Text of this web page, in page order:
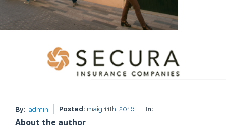
By: admin Posted: maig 11th, 2016 In:
About the author